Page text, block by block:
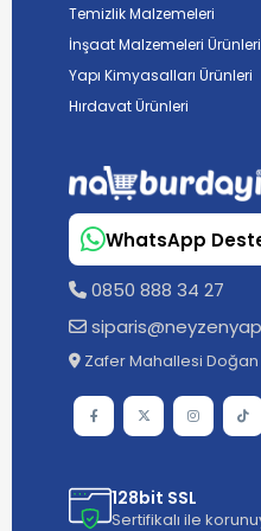
Temizlik Malzemeleri
İnşaat Malzemeleri Ürünleri
Yapı Kimyasalları Ürünleri
Hırdavat Ürünleri
WhatsApp
0850 888 34 27
Zafer Mahallesi Doğan
128bit SSL
Sertifikalı ile